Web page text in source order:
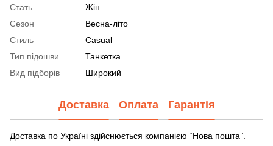
Стать
Жін.
Сезон
Весна-літо
Стиль
Casual
Тип підошви
Танкетка
Вид підборів
Широкий
Доставка Оплата Гарантія
Доставка по Україні здійснюється компанією “Нова пошта”.